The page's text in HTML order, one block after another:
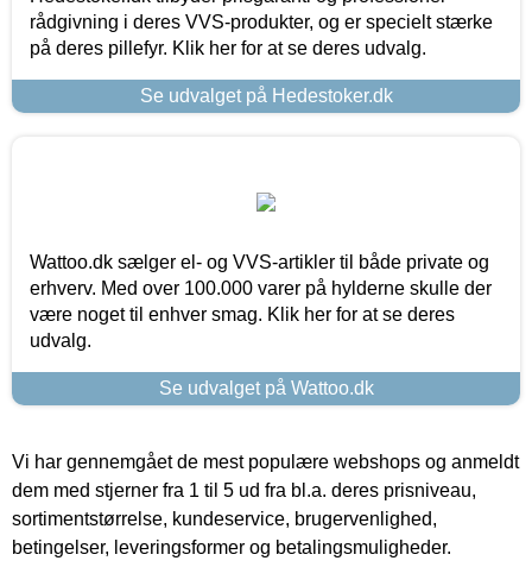
rådgivning i deres VVS-produkter, og er specielt stærke
på deres pillefyr. Klik her for at se deres udvalg.
Se udvalget på Hedestoker.dk
Wattoo.dk sælger el- og VVS-artikler til både private og
erhverv. Med over 100.000 varer på hylderne skulle der
være noget til enhver smag. Klik her for at se deres
udvalg.
Se udvalget på Wattoo.dk
Vi har gennemgået de mest populære webshops og anmeldt
dem med stjerner fra 1 til 5 ud fra bl.a. deres prisniveau,
sortimentstørrelse, kundeservice, brugervenlighed,
betingelser, leveringsformer og betalingsmuligheder.